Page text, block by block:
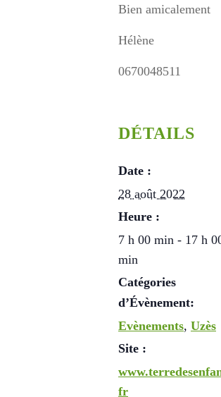
Bien amicalement
Hélène
0670048511
DÉTAILS
Date :
28 août 2022
Heure :
7 h 00 min - 17 h
min
Catégories
d’Évènement:
Evènements, Uzès
Site :
fr